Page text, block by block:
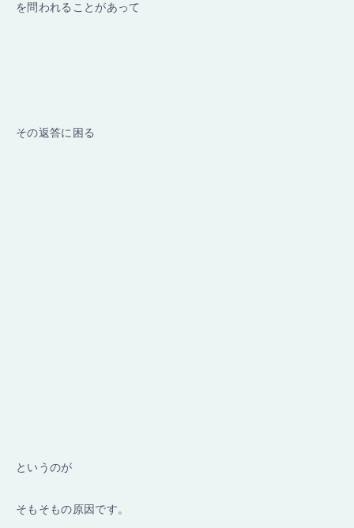
を問われることがあって
その返答に困る
というのが
そもそもの原因です。